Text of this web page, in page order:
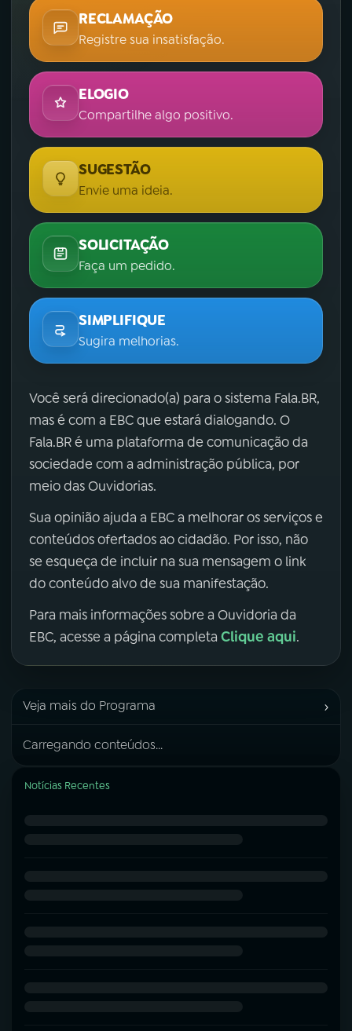
RECLAMAÇÃO
Registre sua insatisfação.
ELOGIO
Compartilhe algo positivo.
SUGESTÃO
Envie uma ideia.
SOLICITAÇÃO
Faça um pedido.
SIMPLIFIQUE
Sugira melhorias.
Você será direcionado(a) para o sistema Fala.BR,
mas é com a EBC que estará dialogando. O
Fala.BR é uma plataforma de comunicação da
sociedade com a administração pública, por
meio das Ouvidorias.
Sua opinião ajuda a EBC a melhorar os serviços e
conteúdos ofertados ao cidadão. Por isso, não
se esqueça de incluir na sua mensagem o link
do conteúdo alvo de sua manifestação.
Para mais informações sobre a Ouvidoria da
EBC, acesse a página completa Clique aqui.
Veja mais do Programa ›
Carregando conteúdos...
Notícias Recentes